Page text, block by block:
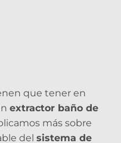
que tener en
extractor baño de
más sobre
del sistema de